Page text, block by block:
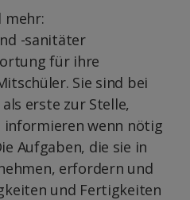
mehr:
-sanitäter
für ihre
Sie sind bei
erste zur Stelle,
informieren wenn nötig
Aufgaben, die sie in
erfordern und
und Fertigkeiten